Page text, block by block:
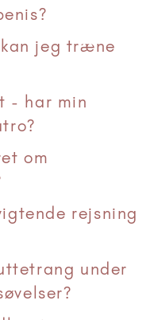
jeg træne
- har min
om
rejsning
under